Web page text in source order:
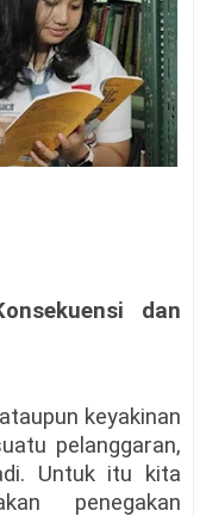
dan
keyakinan
pelanggaran,
Untuk itu kita
penegakan